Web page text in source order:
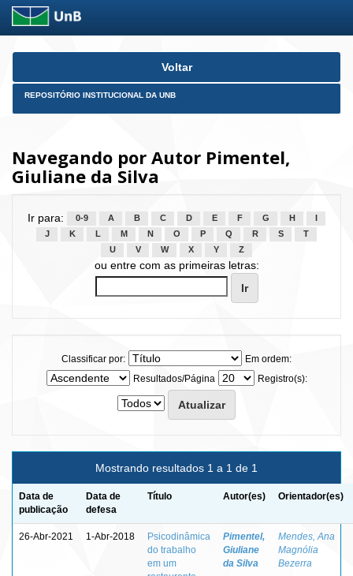
Skip
Voltar
REPOSITÓRIO INSTITUCIONAL DA UNB
Navegando por Autor Pimentel,
Giuliane da Silva
Ir para: 0-9 A B C D E F G H
J
K L M N O P Q R S
T
U
V W X Y Z
ou entre com as primeiras letras:
Classificar por:
Em ordem:
Resultados/Página
Registro(s):
Mostrando resultados 1 a 1 de 1
Data de
publicação
Data de
defesa
Título Autor(es) Orientador(es)
26-Abr-2021 1-Abr-2018
Psicodinâmica
do trabalho
em um
Pimentel,
Giuliane
da Silva
Mendes, Ana
Magnólia
Bezerra